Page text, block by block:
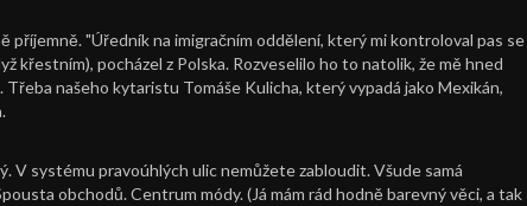
příjemně. "Úředník na imigračním oddělení, který mi kontroloval pas se
křestním), pocházel z Polska. Rozveselilo ho to natolik, že mě hned
našeho kytaristu Tomáše Kulicha, který vypadá jako Mexikán,
V systému pravoúhlých ulic nemůžete zabloudit. Všude samá
obchodů. Centrum módy. (Já mám rád hodně barevný věci, a tak